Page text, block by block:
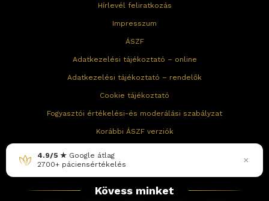
4.9/5 ★ Google átlag
2700+ páciensértékelés
×
Hírlevél feliratkozás
Impresszum
ÁSZF
Adatkezelési tájékoztató – online
Adatkezelési tájékoztató – rendelők
Cookie tájékoztató
Fogyasztói értékelési-és moderálási szabályzat
Korábbi ÁSZF verziók